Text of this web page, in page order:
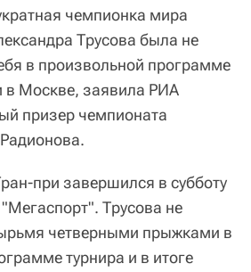
чемпионка мира
Трусова была не
в произвольной программе
в Москве, заявила РИА
призер чемпионата
при завершился в субботу
Трусова не
четверными прыжками в
турнира и в итоге